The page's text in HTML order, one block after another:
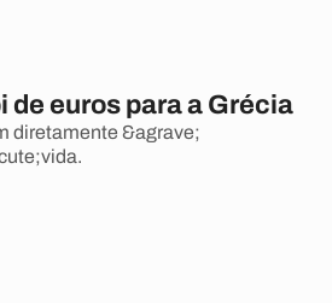
de euros para a Grécia
diretamente &agrave;